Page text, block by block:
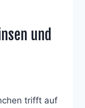
und
trifft auf